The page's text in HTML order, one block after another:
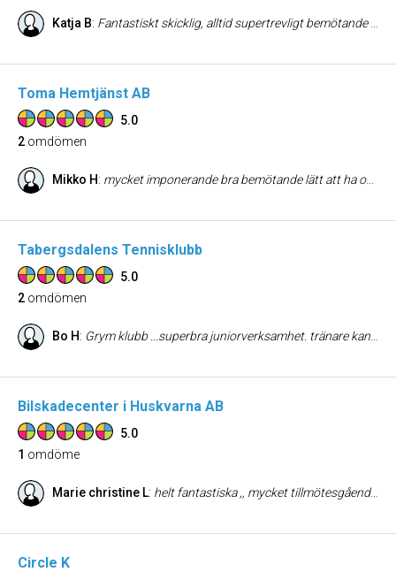
Katja B: Fantastiskt skicklig, alltid supertrevligt bemötande med snabb service. Har gått till honom med mina plagg i flera år. Vid ett tillfälle kom jag in med min sons byxor och visade endast upp en bild av min son. Nader sprättade upp hela byxan, sydde ihop den igen och den satt helt perfekt. En skickligare skräddare skulle man få leta länge efter 🤩
Toma Hemtjänst AB
5.0
2 omdömen
Mikko H: mycket imponerande bra bemötande lätt att ha och göra med. grymt resultat rekomenderar absolut att boka hemstäd av dom.
Tabergsdalens Tennisklubb
5.0
2 omdömen
Bo H: Grym klubb ...superbra juniorverksamhet. tränare kanonbra och en jättefin anlägging
Bilskadecenter i Huskvarna AB
5.0
1 omdöme
Marie christine L: helt fantastiska ,, mycket tillmötesgående och proffesionella ,,,gör alltid det där lilla extra
Circle K